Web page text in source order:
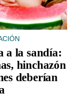
a la sandía:
hinchazón
deberían